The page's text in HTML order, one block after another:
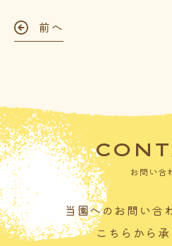
前へ
お問い合
当園へのお問い合
こちらから承